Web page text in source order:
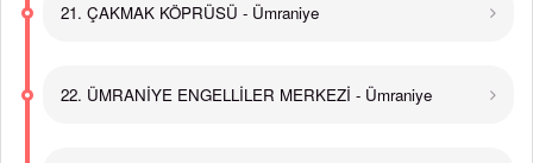
21. ÇAKMAK KÖPRÜSÜ - Ümraniye
22. ÜMRANİYE ENGELLİLER MERKEZİ - Ümraniye